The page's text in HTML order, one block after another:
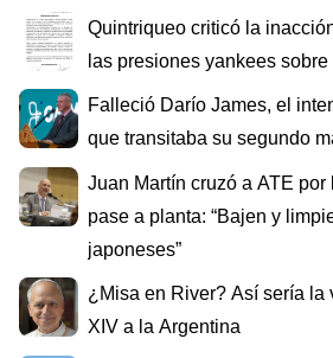
Quintriqueo criticó la
las presiones yankees
Falleció Darío James, el
que transitaba su segundo
Juan Martín cruzó a ATE por
pase a planta: “Bajen y
japoneses”
¿Misa en River? Así sería la
XIV a la Argentina